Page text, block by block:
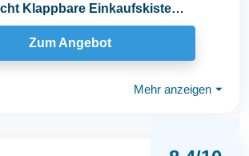
Klappbare Einkaufskiste
Zum Angebot
Mehr anzeigen ⏷